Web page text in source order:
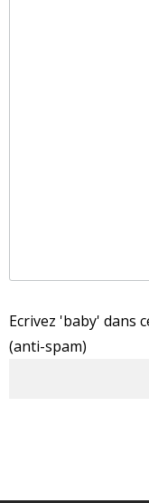
Ecrivez 'baby' dans
(anti-spam)